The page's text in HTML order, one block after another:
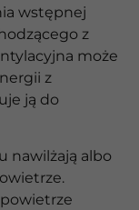
wstępnej
z
może
z
ją do
nawilżają albo